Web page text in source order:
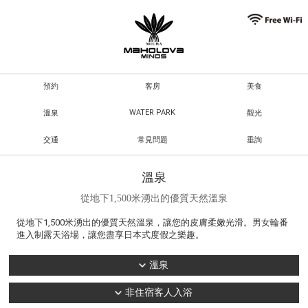
預約 客房 美食
溫泉 WATER PARK 觀光
交通 常見問題 垂詢
溫泉
從地下1,500米湧出的優質天然溫泉
從地下1,500米湧出的優質天然溫泉，讓您的皮膚柔嫩光滑。男女輪番
進入制露天浴場，讓您盡享日本式度假之樂趣。
溫泉
非住宿客人入浴